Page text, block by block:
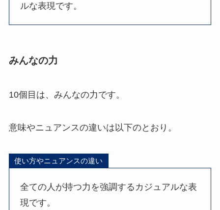
ルな表現です。
みんなの力
10個目は、みんなの力です。
意味やニュアンスの違いは以下のとおり。
使い方やニュアンスの違い
全ての人が持つ力を強調するカジュアルな表
現です。